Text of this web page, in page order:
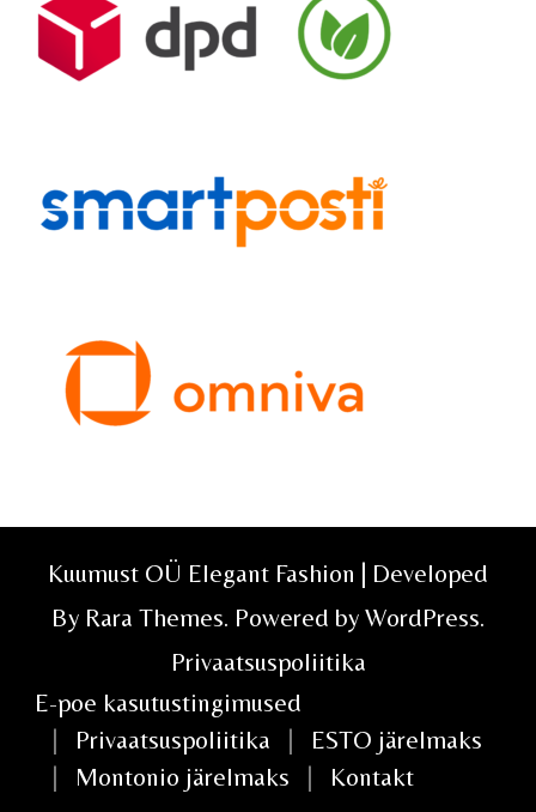
Kuumust OÜ Elegant Fashion | Developed
By Rara Themes. Powered by WordPress.
Privaatsuspoliitika
E-poe kasutustingimused
Privaatsuspoliitika
ESTO järelmaks
Montonio järelmaks
Kontakt